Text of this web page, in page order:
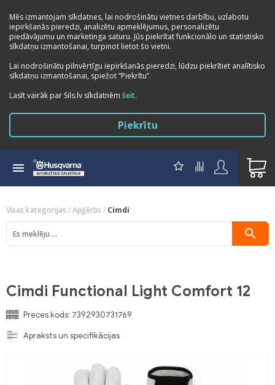
Mēs izmantojam sīkdatnes, lai nodrošinātu vietnes darbību, uzlabotu
iepirkšanās pieredzi, analizētu apmeklējumus, personalizētu
piedāvājumu un marketinga saturu. Jūs piekrītat funkcionālo un statistisko
sīkdatņu izmantošanai, turpinot lietot šo vietni.
Lai nodrošinātu pilnvērtīgu iepirkšanās pieredzi, lūdzu piekrītiet analītisko
sīkdatņu izmantošanai, spiežot “Piekrītu”.
Lasīt vairāk par Sils.lv sīkdatnēm šeit.
Piekrītu
Visas kategorijas /Apģērbs / Cimdi
Cimdi Functional Light Comfort 12
Preces kods: 7392930731769
Apraksts un specifikācijas